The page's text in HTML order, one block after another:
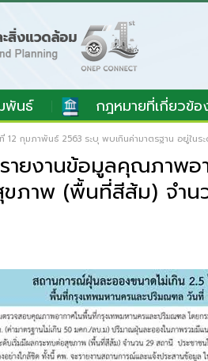
พันธ์ กฎหมายที่เกี่ยวข้อ
กุมภาพันธ์ 2563 ระบุ พบเกินค่ามาตรฐาน อยู่ใน
งานข้อมูลคุณภาพอ
ขภาพ (พื้นที่สีส้ม) จำ